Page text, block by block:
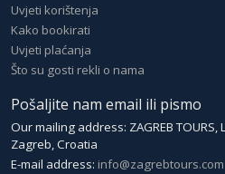
Uvjeti korištenja
Kako bookirati
Uvjeti plaćanja
Što su gosti rekli o nama
Pošaljite nam email ili pismo
Our mailing address: ZAGREB
Zagreb, Croatia
E-mail address: info@zagrebtours.com